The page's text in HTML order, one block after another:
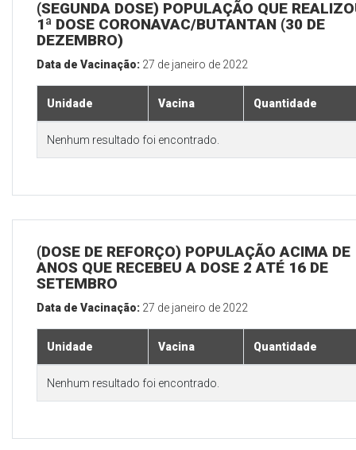
(SEGUNDA DOSE) POPULAÇÃO QUE
1ª DOSE CORONAVAC/BUTANTAN (30 DE
DEZEMBRO)
Data de Vacinação: 27 de janeiro de 2022
Unidade Vacina Quantidade
Nenhum resultado foi encontrado.
(DOSE DE REFORÇO) POPULAÇÃO ACIMA DE
ANOS QUE RECEBEU A DOSE 2 ATÉ 16 DE
SETEMBRO
Data de Vacinação: 27 de janeiro de 2022
Unidade Vacina Quantidade
Nenhum resultado foi encontrado.